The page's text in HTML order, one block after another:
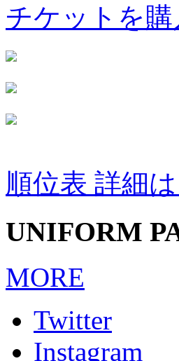
チケットを購
順位表 詳細
UNIFORM
MORE
Twitter
Instagram